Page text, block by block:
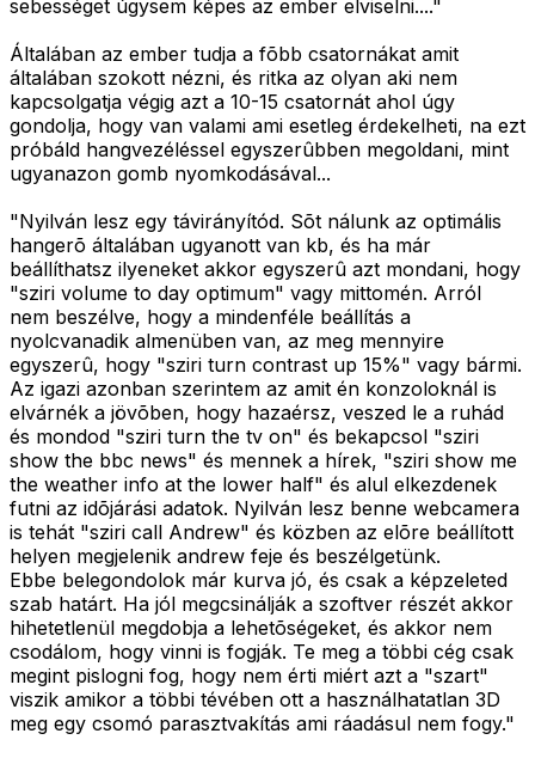
sebességet úgysem képes az ember elviselni...."
Általában az ember tudja a fõbb csatornákat amit
általában szokott nézni, és ritka az olyan aki nem
kapcsolgatja végig azt a 10-15 csatornát ahol úgy
gondolja, hogy van valami ami esetleg érdekelheti, na ezt
próbáld hangvezéléssel egyszerûbben megoldani, mint
ugyanazon gomb nyomkodásával...
"Nyilván lesz egy távirányítód. Sõt nálunk az optimális
hangerõ általában ugyanott van kb, és ha már
beállíthatsz ilyeneket akkor egyszerû azt mondani, hogy
"sziri volume to day optimum" vagy mittomén. Arról
nem beszélve, hogy a mindenféle beállítás a
nyolcvanadik almenüben van, az meg mennyire
egyszerû, hogy "sziri turn contrast up 15%" vagy bármi.
Az igazi azonban szerintem az amit én konzoloknál is
elvárnék a jövõben, hogy hazaérsz, veszed le a ruhád
és mondod "sziri turn the tv on" és bekapcsol "sziri
show the bbc news" és mennek a hírek, "sziri show me
the weather info at the lower half" és alul elkezdenek
futni az idõjárási adatok. Nyilván lesz benne webcamera
is tehát "sziri call Andrew" és közben az elõre beállított
helyen megjelenik andrew feje és beszélgetünk.
Ebbe belegondolok már kurva jó, és csak a képzeleted
szab határt. Ha jól megcsinálják a szoftver részét akkor
hihetetlenül megdobja a lehetõségeket, és akkor nem
csodálom, hogy vinni is fogják. Te meg a többi cég csak
megint pislogni fog, hogy nem érti miért azt a "szart"
viszik amikor a többi tévében ott a használhatatlan 3D
meg egy csomó parasztvakítás ami ráadásul nem fogy."